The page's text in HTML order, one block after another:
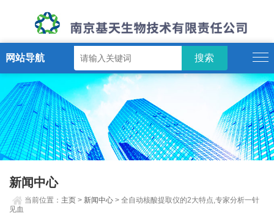
网站导航
新闻中心
当前位置： 主页 > 新闻中心 > 全自动核酸提取仪的2大特点,专家分析一针
见血